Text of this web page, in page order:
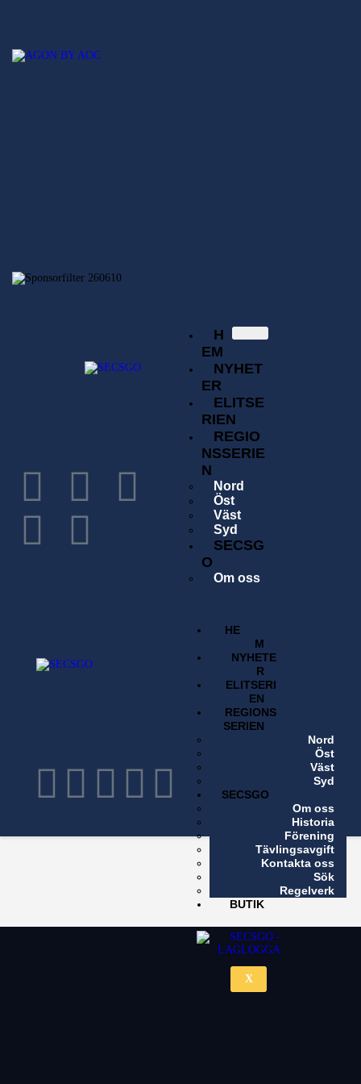
H
EM
NYHET
ER
ELITSE
RIEN
REGIO
NSSERIE
N
Nord
Öst
Väst
Syd
SECSG
O
Om oss
Kontakta oss
Sök
Regelverk
BUTI
HE
M
NYHETE
R
ELITSERI
EN
REGIONS
SERIEN
Nord
Öst
Väst
Syd
SECSGO
Om oss
Historia
Förening
Tävlingsavgift
Kontakta oss
Sök
Regelverk
BUTIK
X
SECSGO